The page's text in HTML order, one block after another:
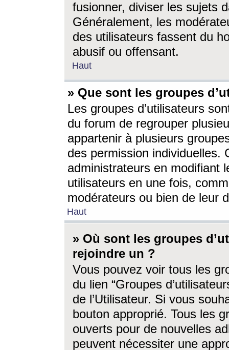
fusionner, diviser les sujets
Généralement, les
des utilisateurs fassent du
abusif ou offensant.
Haut
» Que sont les groupes
Les groupes d’utilisateurs
du forum de regrouper
appartenir à plusieurs
des permission individuelles.
administrateurs en modifiant
utilisateurs en une fois,
modérateurs ou bien de leur
Haut
» Où sont les groupes
rejoindre un ?
Vous pouvez voir tous les
du lien “Groupes
de l’Utilisateur. Si vous
bouton approprié. Tous les
ouverts pour de nouvelles
peuvent nécessiter une